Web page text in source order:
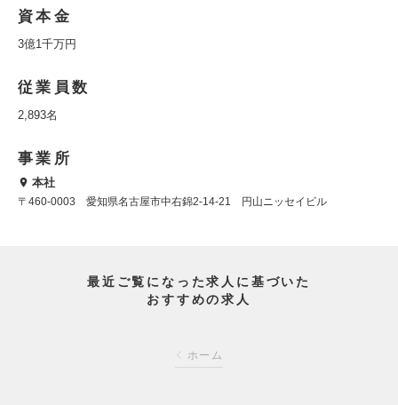
資本金
3億1千万円
従業員数
2,893名
事業所
本社
〒460-0003 愛知県名古屋市中右錦2-14-21 円山ニッセイビル
最近ご覧になった求人に基づいた
おすすめの求人
ホーム